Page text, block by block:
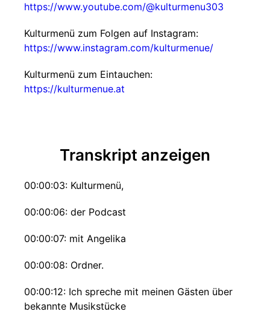
https://www.youtube.com/@kulturmenu303
Kulturmenü zum Folgen auf Instagram:
https://www.instagram.com/kulturmenue/
Kulturmenü zum Eintauchen:
https://kulturmenue.at
Transkript anzeigen
00:00:03: Kulturmenü,
00:00:06: der Podcast
00:00:07: mit Angelika
00:00:08: Ordner.
00:00:12: Ich spreche mit meinen Gästen über
bekannte Musikstücke